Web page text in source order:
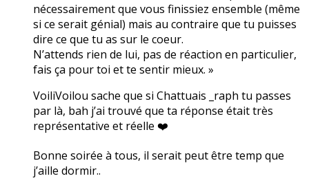
nécessairement que vous finissiez ensemble (même
si ce serait génial) mais au contraire que tu puisses
dire ce que tu as sur le coeur.
N’attends rien de lui, pas de réaction en particulier,
fais ça pour toi et te sentir mieux. »
VoiliVoilou sache que si Chattuais _raph tu passes
par là, bah j’ai trouvé que ta réponse était très
représentative et réelle ❤️
Bonne soirée à tous, il serait peut être temp que
j’aille dormir..